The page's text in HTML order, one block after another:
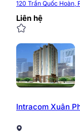
Camera
Hệ thống
Điều hòa
Đại sảnh
Tầng hầm
Máy phát
Giá thuê
hoặc cập nhật
120 Trần Quốc Hoàn,
Liên hệ
Intracom Xuân